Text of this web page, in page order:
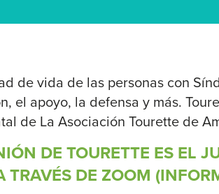
de vida de las personas con
el apoyo, la defensa y más.
de La Asociación Tourette de
DE TOURETTE ES EL
TRAVÉS DE ZOOM